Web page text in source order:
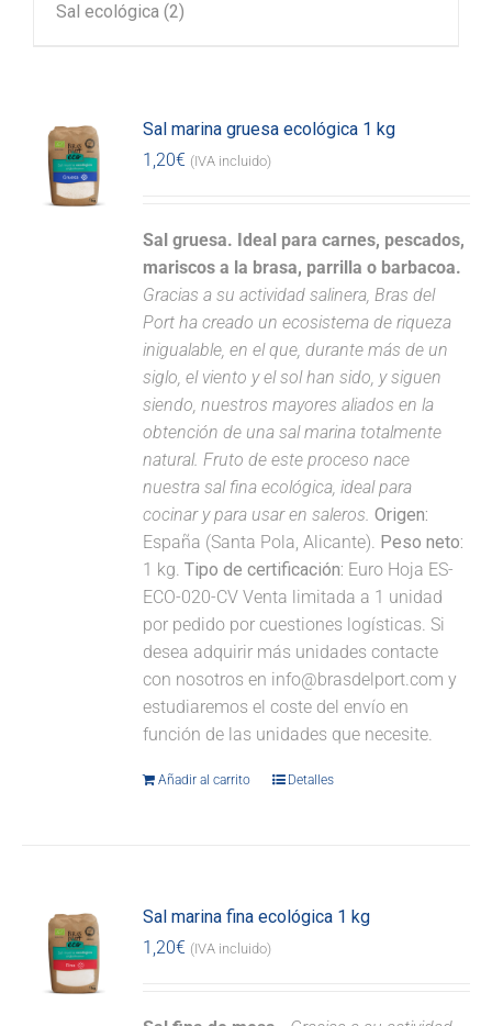
Sal ecológica (2)
Sal marina gruesa ecológica 1 kg
1,20€ (IVA incluido)
Sal gruesa. Ideal para carnes, pescados,
mariscos a la brasa, parrilla o barbacoa.
Gracias a su actividad salinera, Bras del
Port ha creado un ecosistema de riqueza
inigualable, en el que, durante más de un
siglo, el viento y el sol han sido, y siguen
siendo, nuestros mayores aliados en la
obtención de una sal marina totalmente
natural. Fruto de este proceso nace
nuestra sal fina ecológica, ideal para
cocinar y para usar en saleros. Origen:
España (Santa Pola, Alicante). Peso neto:
1 kg.Tipo de certificación: Euro Hoja ES-
ECO-020-CV Venta limitada a 1 unidad
por pedido por cuestiones logísticas. Si
desea adquirir más unidades contacte
con nosotros en info@brasdelport.com y
estudiaremos el coste del envío en
función de las unidades que necesite.
Añadir al carrito Detalles
Sal marina fina ecológica 1 kg
1,20€ (IVA incluido)